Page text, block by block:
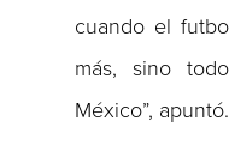
cuando el
más, sino
México”, apuntó.